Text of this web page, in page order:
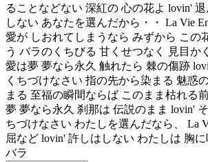
ることなどない 深紅の 心の花よ lovin'
しない あなたを選んだから・・ La Vie
愛が しおれてしまうなら みずから この
う バラのくちびる 甘くせつなく 見目か
愛は夢 夢なら永久 触れたら 棘の傷跡
くちづけなさい 指の先から染まる 魅惑
まる 至福の瞬間ならば このまま枯れる
夢 夢なら永久 刹那は 伝説のまま lovin'
ちづけなさい わたしを選んだなら、 La
屈など lovin' 許しはしない わたしは 胸に
バラ